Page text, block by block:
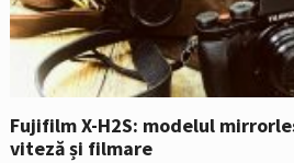
Fujifilm X-H2S: modelul
viteză și filmare